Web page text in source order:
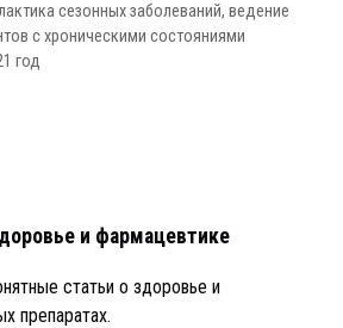
сезонных заболеваний, ведение
с хроническими состояниями
год
и фармацевтике
статьи о здоровье и
препаратах.